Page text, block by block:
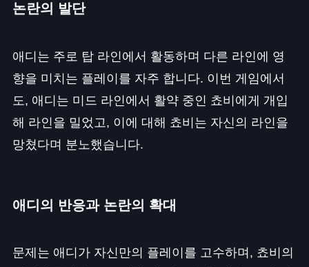
논란의 발단
애디는 주로 탑 라인에서 활동하며 다른 라인에 영
향을 미치는 플레이를 자주 합니다. 이번 게임에서
도, 애디는 미드 라인에서 활약 중인 쵸비에게 개입
해 라인을 밀었고, 이에 대해 쵸비는 자신의 라인을
망쳤다며 분노했습니다.
애디의 반응과 논란의 확대
문제는 애디가 자신만의 플레이를 고수하며, 쵸비의